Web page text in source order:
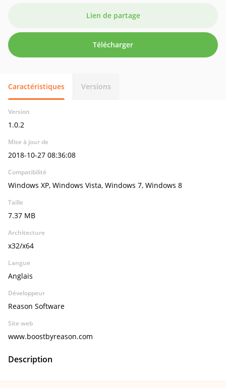
Lien de partage
Télécharger
Caractéristiques Versions
Version
1.0.2
Mise à jour de
2018-10-27 08:36:08
Compatibilité
Windows XP, Windows Vista, Windows 7, Windows 8
Taille
7.37 MB
Architecture
x32/x64
Langue
Anglais
Développeur
Reason Software
Site web
www.boostbyreason.com
Description